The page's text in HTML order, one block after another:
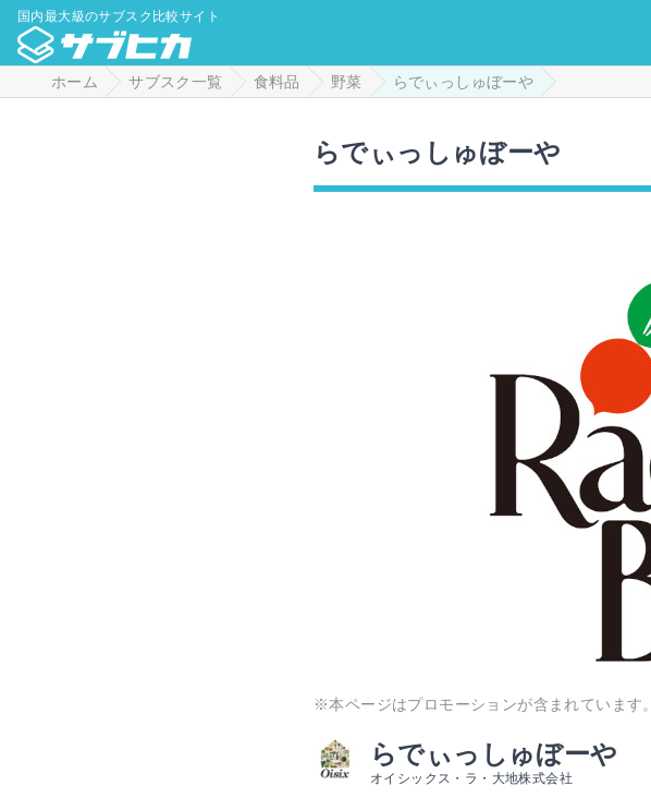
国内最大級のサブスク比較サイト
ホーム サブスク一覧 食料品 野菜 らでぃっしゅぼーや
らでぃっしゅぼーや
※本ページはプロモーションが含まれています。
らでぃっしゅぼーや
オイシックス・ラ・大地株式会社